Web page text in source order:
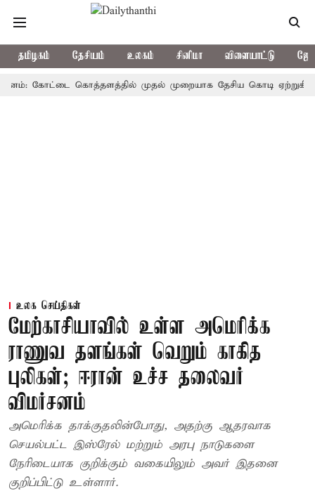
தமிழகம் தேசியம் உலகம் சினிமா விளையாட்டு
கோட்டை கொத்தளத்தில் முதல் முறையாக தேசிய கொடி ஏற்றுகிறார்,
உலக செய்திகள்
மேற்காசியாவில் உள்ள அமெரிக்க
ராணுவ தளங்கள் வெறும் காகித
புலிகள்; ஈரான் உச்ச தலைவர்
விமர்சனம்
அமெரிக்க தாக்குதலின்போது, அதற்கு ஆதரவாக
செயல்பட்ட இஸ்ரேல் மற்றும் அரபு நாடுகளை
நேரிடையாக குறிக்கும் வகையிலும் அவர் இதனை
குறிப்பிட்டு உள்ளார்.